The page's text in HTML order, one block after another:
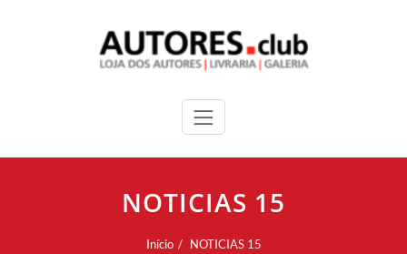
NOTICIAS 15
Início NOTICIAS 15